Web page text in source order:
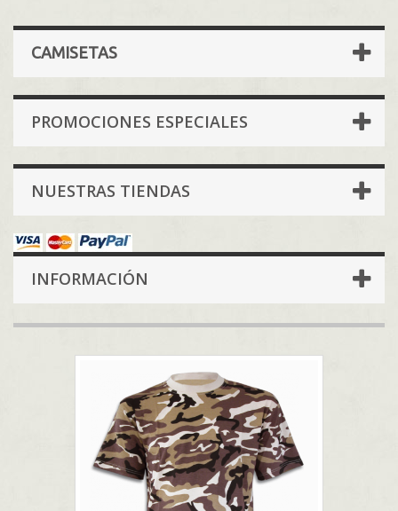
CAMISETAS
PROMOCIONES ESPECIALES
NUESTRAS TIENDAS
INFORMACIÓN